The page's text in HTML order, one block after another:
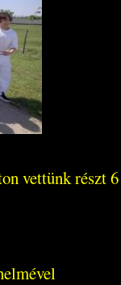
vettünk részt 6